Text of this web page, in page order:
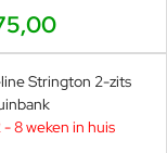
- 8 weken in huis